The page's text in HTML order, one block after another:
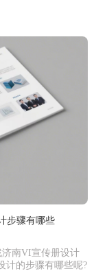
步骤有哪些
南VI宣传册设计
计的步骤有哪些呢?